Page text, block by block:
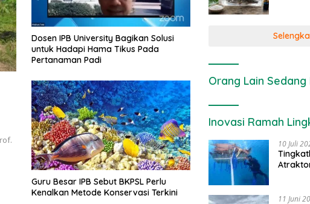
Dosen IPB University Bagikan Solusi
untuk Hadapi Hama Tikus Pada
Pertanaman Padi
Guru Besar IPB Sebut BKPSL Perlu
Kenalkan Metode Konservasi Terkini
Orang Lain
Inovasi Ramah
10 Juli
11 Juni